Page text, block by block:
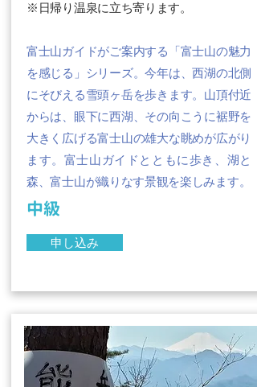
​※日帰り温泉に立ち寄ります。
富士山ガイドがご案内する「富士山の魅力
を感じる」シリーズ。今年は、西湖の北側
にそびえる雪頭ヶ岳を歩きます。山頂付近
からは、眼下に西湖、その向こうに裾野を
大きく広げる富士山の雄大な眺めが広がり
ます。富士山ガイドとともに歩き、湖と
森、富士山が織りなす景観を楽しみます。
中級
申し込み